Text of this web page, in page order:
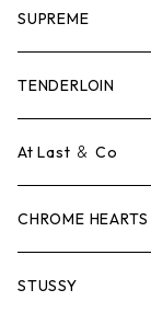
SUPREME
Tシャツ
ロンTEE
スウェット/ニット
シャツ
TENDERLOIN
Tシャツ
ロンTEE
スウェット/ニット
At Last ＆ Co
Tシャツ
ロンTEE
CHROME HEARTS
Tシャツ
STUSSY